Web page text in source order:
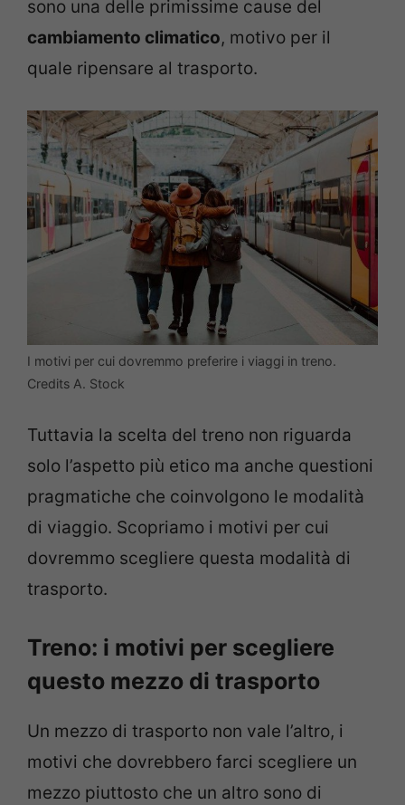
sono una delle primissime cause del
cambiamento climatico, motivo per il
quale ripensare al trasporto.
I motivi per cui dovremmo preferire i viaggi in treno.
Credits A. Stock
Tuttavia la scelta del treno non riguarda
solo l’aspetto più etico ma anche questioni
pragmatiche che coinvolgono le modalità
di viaggio. Scopriamo i motivi per cui
dovremmo scegliere questa modalità di
trasporto.
Treno: i motivi per scegliere
questo mezzo di trasporto
Un mezzo di trasporto non vale l’altro, i
motivi che dovrebbero farci scegliere un
mezzo piuttosto che un altro sono di